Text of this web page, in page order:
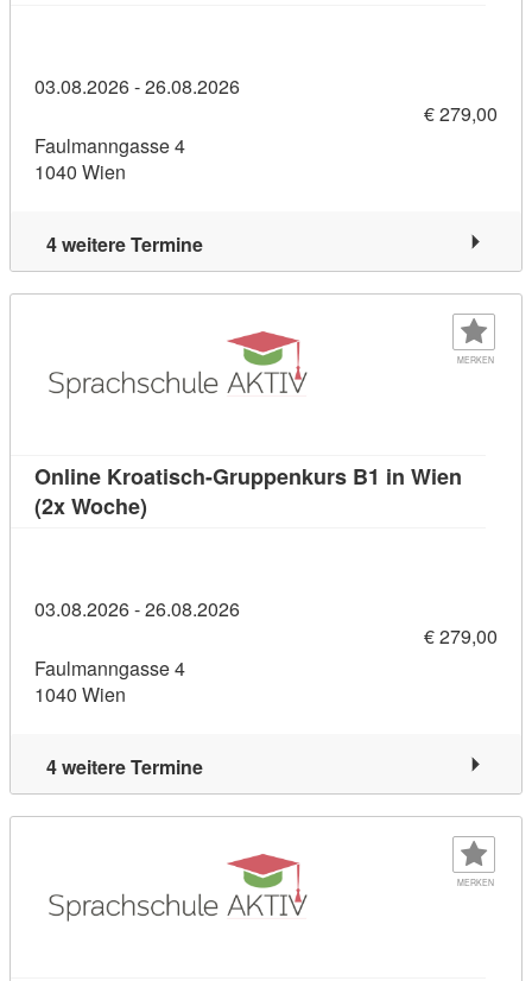
03.08.2026 - 26.08.2026
€ 279,00
Faulmanngasse 4
1040 Wien
4 weitere Termine
MERKEN
Online Kroatisch-Gruppenkurs B1 in Wien
(2x Woche)
03.08.2026 - 26.08.2026
€ 279,00
Faulmanngasse 4
1040 Wien
4 weitere Termine
MERKEN